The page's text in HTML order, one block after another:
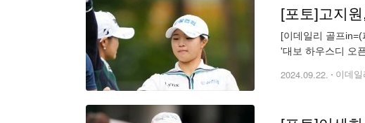
[포토]고지
[이데일리 골프
'대보 하우스디 오
2024.09.22. 이데일